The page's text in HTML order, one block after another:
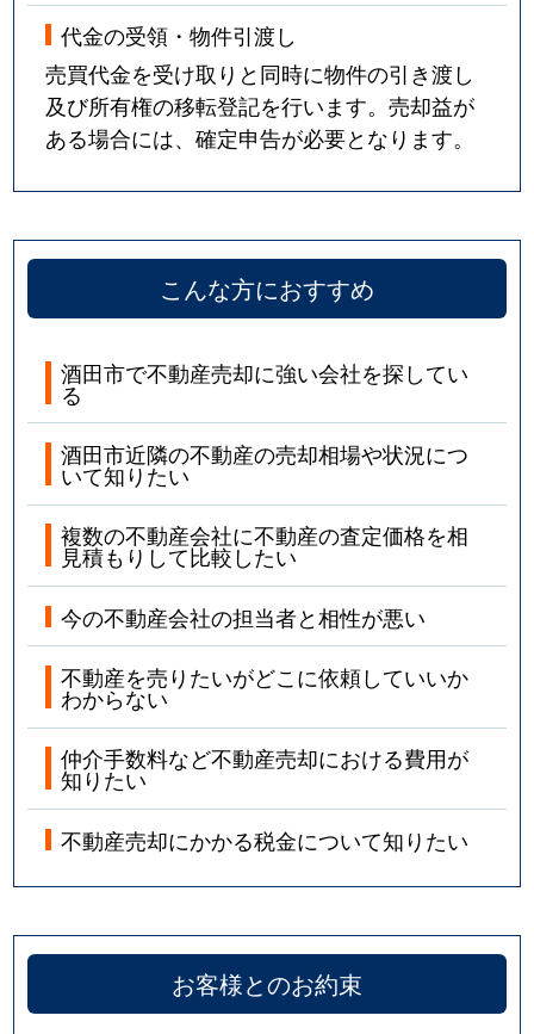
代金の受領・物件引渡し
売買代金を受け取りと同時に物件の引き渡し
及び所有権の移転登記を行います。売却益が
ある場合には、確定申告が必要となります。
こんな方におすすめ
酒田市で不動産売却に強い会社を探してい
る
酒田市近隣の不動産の売却相場や状況につ
いて知りたい
複数の不動産会社に不動産の査定価格を相
見積もりして比較したい
今の不動産会社の担当者と相性が悪い
不動産を売りたいがどこに依頼していいか
わからない
仲介手数料など不動産売却における費用が
知りたい
不動産売却にかかる税金について知りたい
お客様とのお約束